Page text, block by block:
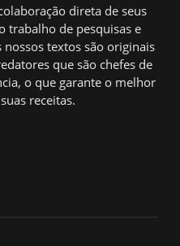
direta de seus
trabalho de pesquisas e
textos são originais
que são chefes de
o que garante o melhor
receitas.